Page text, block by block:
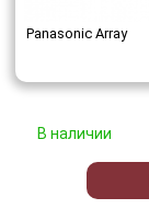
Panasonic Array
В наличии